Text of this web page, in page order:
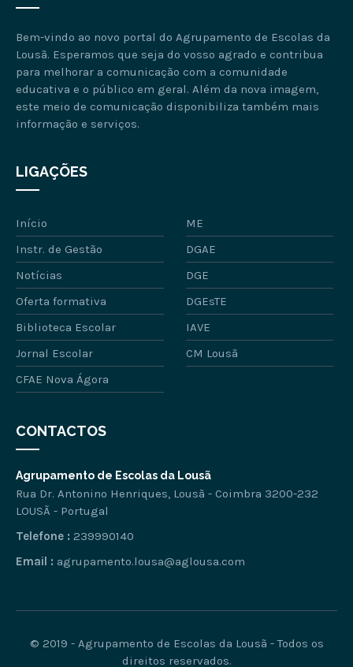
Bem-vindo ao novo portal do Agrupamento de Escolas da
Lousã. Esperamos que seja do vosso agrado e contribua
para melhorar a comunicação com a comunidade
educativa e o público em geral. Além da nova imagem,
este meio de comunicação disponibiliza também mais
informação e serviços.
LIGAÇÕES
Início
ME
Instr. de Gestão
DGAE
Notícias
DGE
Oferta formativa
DGEsTE
Biblioteca Escolar
IAVE
Jornal Escolar
CM Lousã
CFAE Nova Ágora
CONTACTOS
Agrupamento de Escolas da Lousã
Rua Dr. Antonino Henriques, Lousã - Coimbra 3200-232
LOUSÃ - Portugal
Telefone : 239990140
Email : agrupamento.lousa@aglousa.com
© 2019 - Agrupamento de Escolas da Lousã - Todos os
direitos reservados.